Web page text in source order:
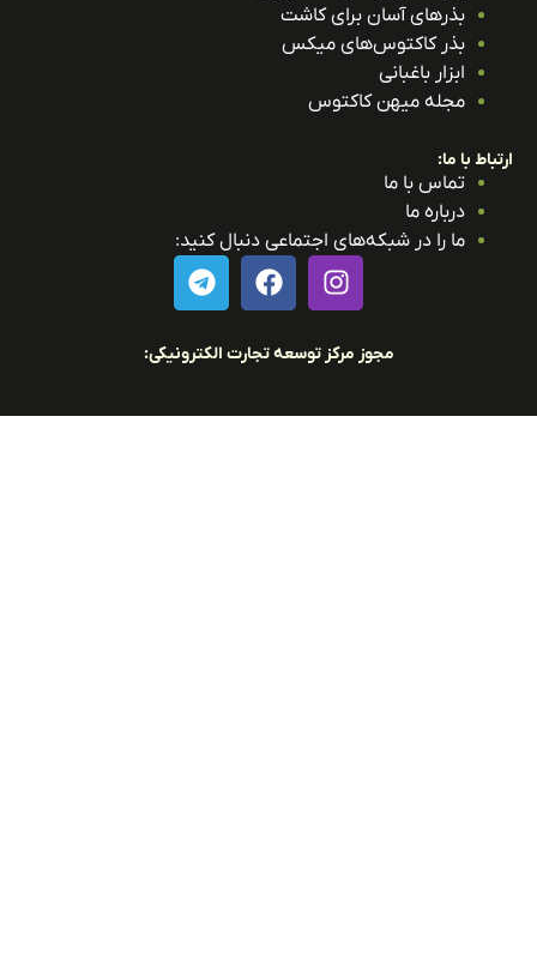
بذرهای آسان برای کاشت
بذر کاکتوس‌های میکس
ابزار باغبانی
مجله میهن کاکتوس
با ما:
تماس با ما
درباره ما
ما را در شبکه‌های اجتماعی دنبال کنید:
مجوز مرکز توسعه تجارت الکترونیکی: